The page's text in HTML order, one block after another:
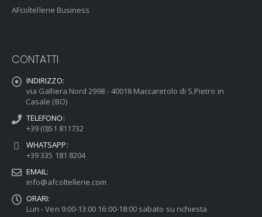
AFcoltellerie Business
CONTATTI
INDIRIZZO:
via Galliera Nord 2998 - 40018 Maccaretolo di S.Pietro in
Casale (BO)
TELEFONO:
+39 (0)51 811732
WHATSAPP:
+39 335 181 8204
EMAIL:
info@afcoltellerie.com
ORARI:
Lun - Ven 9:00-13:00 16:00-18:00 sabato su richiesta